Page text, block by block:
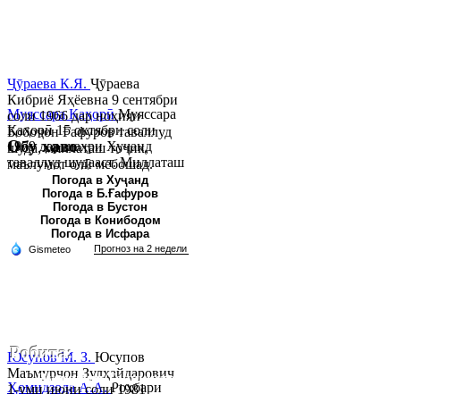
Муяссара ҚаҳорӣМуяссара
Қаҳорӣ 15 октябри соли
1979 дар шаҳри Хуҷанд
таваллуд шудааст. Миллаташ
тоҷик. Маълумот олӣ. Соли
2002 Донишгоҳи давлатии
Хуҷанд ба...
Ҳомидзода А.А.Роҳбари
Ҷӯраева К.Я. Ҷӯраева
Кибриё Яҳёевна 9 сентябри
соли 1966 дар ноҳияи
Бобоҷон Ғафуров таваллуд
шуда, миллаташ тоҷик,
маълумот олӣ мебошад.
Соли 1997 Донишг...
Юсупов М. З. Юсупов
Маъмурҷон Зулҳайдарович
1-уми июни соли 1981
Обу хаво
Погода в Хуҷанд
Погода в Б.Ғафуров
Погода в Бустон
Погода в Конибодом
Погода в Исфара
Робита:
Ҷумҳурии Тоҷикистон, вилояти Суғд,